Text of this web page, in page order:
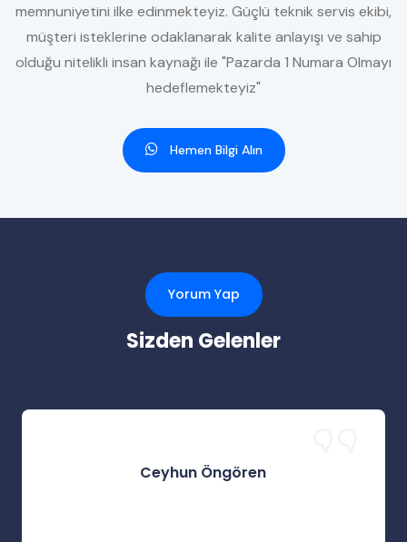
memnuniyetini ilke edinmekteyiz. Güçlü teknik servis ekibi,
müşteri isteklerine odaklanarak kalite anlayışı ve sahip
olduğu nitelikli insan kaynağı ile "Pazarda 1 Numara Olmayı
hedeflemekteyiz"
Hemen Bilgi Alın
Yorum Yap
Sizden Gelenler
Ceyhun Öngören